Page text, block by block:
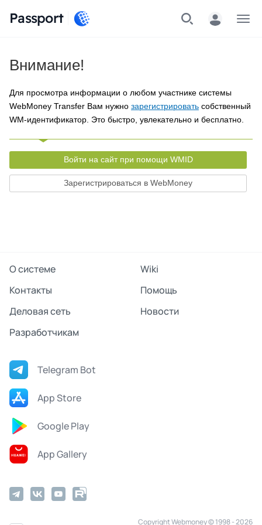
Passport
Внимание!
Для просмотра информации о любом участнике системы
WebMoney Transfer Вам нужно зарегистрировать собственный
WM-идентификатор. Это быстро, увлекательно и бесплатно.
Войти на сайт при помощи WMID
Зарегистрироваться в WebMoney
О системе
Wiki
Контакты
Помощь
Деловая сеть
Новости
Разработчикам
Telegram Bot
App Store
Google Play
App Gallery
Copyright Webmoney © 1998 - 2026